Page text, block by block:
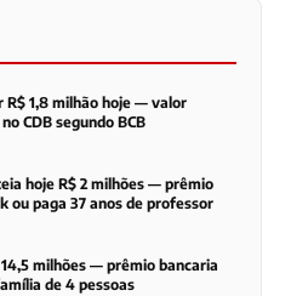
R$ 1,8 milhão hoje — valor
CDB segundo BCB
hoje R$ 2 milhões — prêmio
ou paga 37 anos de professor
milhões — prêmio bancaria
de 4 pessoas